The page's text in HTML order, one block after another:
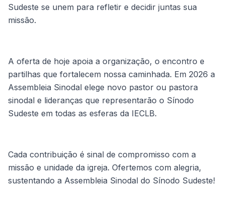
Sudeste se unem para refletir e decidir juntas sua
missão.
A oferta de hoje apoia a organização, o encontro e
partilhas que fortalecem nossa caminhada. Em 2026 a
Assembleia Sinodal elege novo pastor ou pastora
sinodal e lideranças que representarão o Sínodo
Sudeste em todas as esferas da IECLB.
Cada contribuição é sinal de compromisso com a
missão e unidade da igreja. Ofertemos com alegria,
sustentando a Assembleia Sinodal do Sínodo Sudeste!